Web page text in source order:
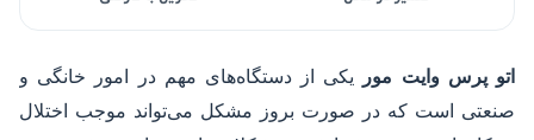
اتو پرس وایت مور یکی از دستگاه‌های مهم در امور خانگی و
صنعتی است که در صورت بروز مشکل می‌تواند موجب اختلال